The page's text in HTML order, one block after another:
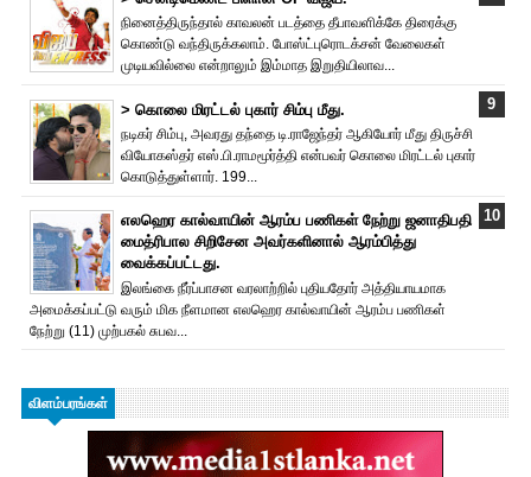
நினைத்திருந்தால் காவலன் படத்தை தீபாவளிக்கே திரைக்கு
கொண்டு வந்திருக்கலாம். போஸ்ட்புரொட‌க்சன் வேலைகள்
முடியவில்லை என்றாலும் இம்மாத இறுதியிலாவ...
> கொலை மிரட்டல் புகார் சிம்பு மீது.
நடிகர் சிம்பு, அவரது தந்தை டி.ராஜேந்தர் ஆகியோர் மீது திருச்சி
வியோகஸ்தர் எஸ்.பி.ராமமூர்த்தி என்பவர் கொலை மிரட்டல் புகார்
கொடுத்துள்ளார். 199...
எலஹெர கால்வாயின் ஆரம்ப பணிகள் நேற்று ஜனாதிபதி
மைத்ரிபால சிறிசேன அவர்களினால் ஆரம்பித்து
வைக்கப்பட்டது.
இலங்கை நீர்ப்பாசன வரலாற்றில் புதியதோர் அத்தியாயமாக
அமைக்கப்பட்டு வரும் மிக நீளமான எலஹெர கால்வாயின் ஆரம்ப பணிகள்
நேற்று (11) முற்பகல் சுபவ...
விளம்பரங்கள்